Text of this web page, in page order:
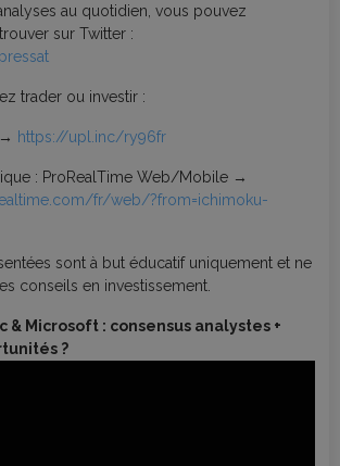
au quotidien, vous pouvez
sur Twitter :
trader ou investir :
https://upl.inc/ry96fr
: ProRealTime Web/Mobile →
fr/web/?from=ichimoku-
sont à but éducatif uniquement et ne
conseils en investissement.
& Microsoft : consensus analystes +
?